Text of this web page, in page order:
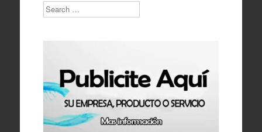
Search